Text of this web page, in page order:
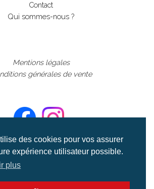
des cookies pour vos assurer
expérience utilisateur possible.
plus
Contact
Qui sommes-nous ?
Mentions légales
générales de vente
marque déposée 2024
| aerialcollection.fr banque d'images
et documentaires video et cinéma |